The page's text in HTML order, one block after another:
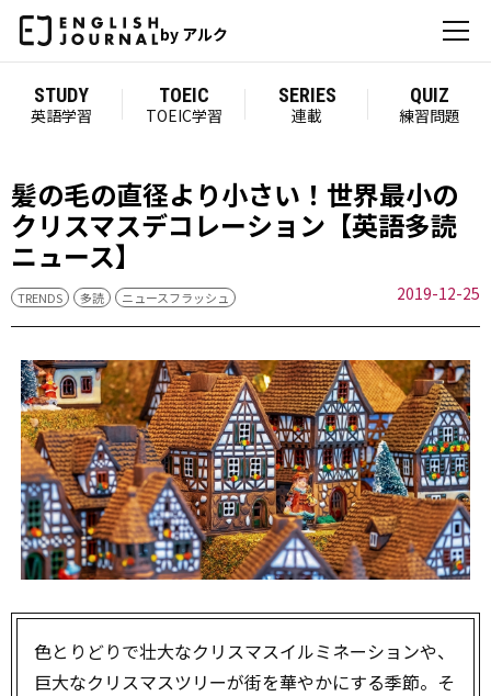
by アルク
STUDY
英語学習
TOEIC
TOEIC学習
SERIES
連載
QUIZ
練習問題
髪の毛の直径より小さい！世界最小の
クリスマスデコレーション【英語多読
ニュース】
TRENDS 多読 ニュースフラッシュ 2019-12-25
色とりどりで壮大なクリスマスイルミネーションや、
巨大なクリスマスツリーが街を華やかにする季節。そ